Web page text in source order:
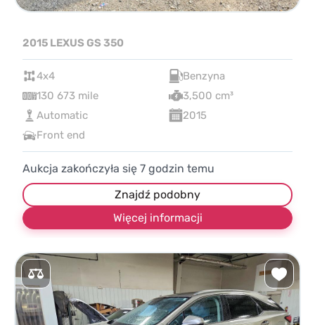
2015 LEXUS GS 350
4x4
Benzyna
130 673 mile
3,500 cm³
Automatic
2015
Front end
Aukcja zakończyła się 7 godzin temu
Znajdź podobny
Więcej informacji